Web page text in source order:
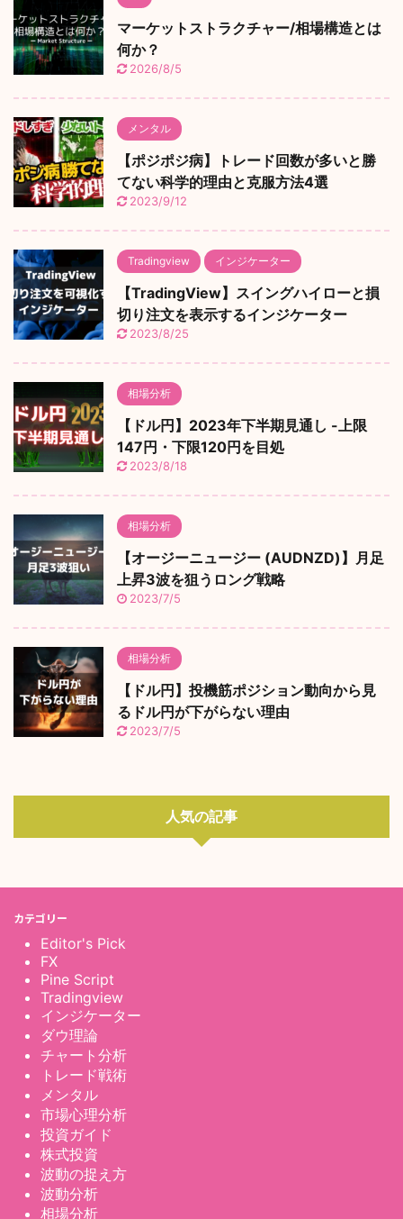
マーケットストラクチャー/相場構造とは
何か？
2026/8/5
メンタル
【ポジポジ病】トレード回数が多いと勝
てない科学的理由と克服方法4選
2023/9/12
Tradingview インジケーター
【TradingView】スイングハイローと損
切り注文を表示するインジケーター
2023/8/25
相場分析
【ドル円】2023年下半期見通し -上限
147円・下限120円を目処
2023/8/18
相場分析
【オージーニュージー (AUDNZD)】月足
上昇3波を狙うロング戦略
2023/7/5
相場分析
【ドル円】投機筋ポジション動向から見
るドル円が下がらない理由
2023/7/5
人気の記事
カテゴリー
Editor's Pick
FX
Pine Script
Tradingview
インジケーター
ダウ理論
チャート分析
トレード戦術
メンタル
市場心理分析
投資ガイド
株式投資
波動の捉え方
波動分析
相場分析